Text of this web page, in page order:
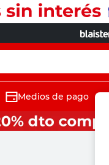
Medios de pago